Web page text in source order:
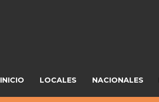
INICIO LOCALES NACIONALES